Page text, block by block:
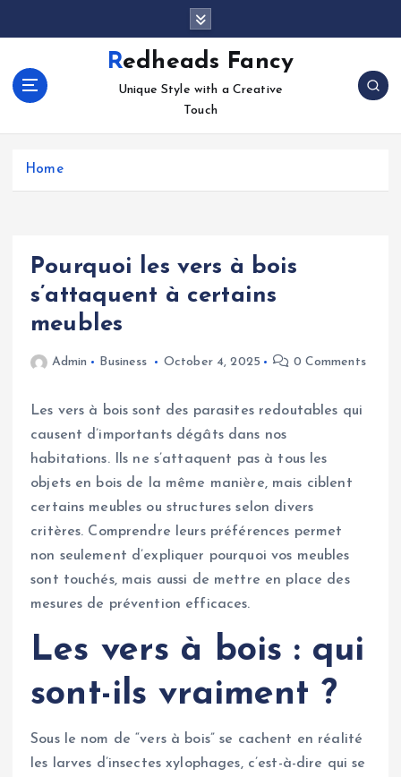
c
Redheads Fancy
Unique Style with a Creative
Touch
Home
Pourquoi les vers à bois
s’attaquent à certains
meubles
Admin Business October 4, 2025 0 Comments
Les vers à bois sont des parasites redoutables qui
causent d’importants dégâts dans nos
habitations. Ils ne s’attaquent pas à tous les
objets en bois de la même manière, mais ciblent
certains meubles ou structures selon divers
critères. Comprendre leurs préférences permet
non seulement d’expliquer pourquoi vos meubles
sont touchés, mais aussi de mettre en place des
mesures de prévention efficaces.
Les vers à bois : qui
sont-ils vraiment ?
Sous le nom de “vers à bois” se cachent en réalité
les larves d’insectes xylophages, c’est-à-dire qui se